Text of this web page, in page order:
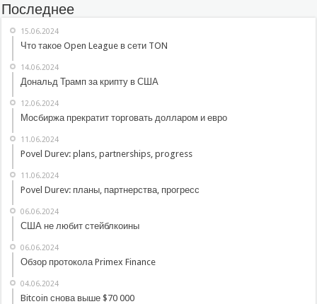
Последнее
15.06.2024
Что такое Open League в сети TON
14.06.2024
Дональд Трамп за крипту в США
12.06.2024
Мосбиржа прекратит торговать долларом и евро
11.06.2024
Povel Durev: plans, partnerships, progress
11.06.2024
Povel Durev: планы, партнерства, прогресс
06.06.2024
США не любит стейблкоины
06.06.2024
Обзор протокола Primex Finance
04.06.2024
Bitcoin снова выше $70 000